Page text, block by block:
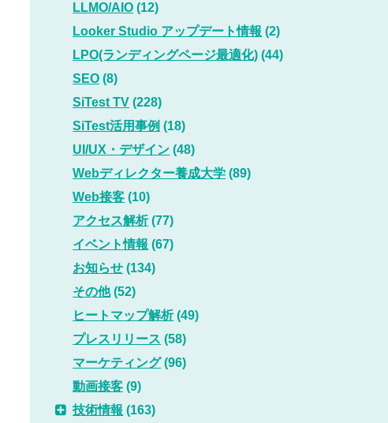
LLMO/AIO (12)
Looker Studio アップデート情報 (2)
LPO(ランディングページ最適化) (44)
SEO (8)
SiTest TV (228)
SiTest活用事例 (18)
UI/UX・デザイン (48)
Webディレクター養成大学 (89)
Web接客 (10)
アクセス解析(77)
イベント情報 (67)
お知らせ (134)
その他(52)
ヒートマップ解析(49)
プレスリリース (58)
マーケティング(96)
動画接客 (9)
技術情報 (163)